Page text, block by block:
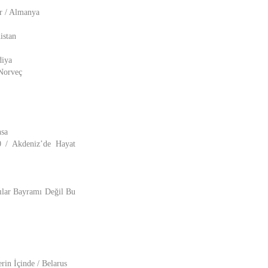
/ Almanya
Akdeniz’de Hayat
Bayramı Değil Bu
İçinde / Belarus